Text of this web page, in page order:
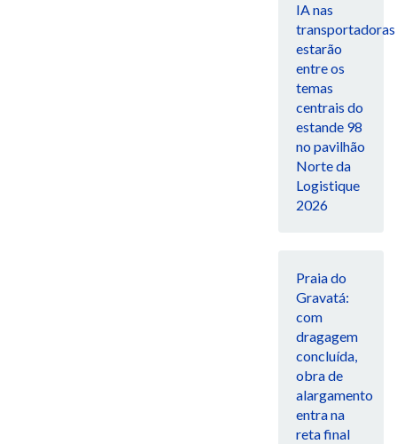
IA nas
transportadoras
estarão
entre os
temas
centrais do
estande 98
no pavilhão
Norte da
Logistique
2026
Praia do
Gravatá:
com
dragagem
concluída,
obra de
alargamento
entra na
reta final